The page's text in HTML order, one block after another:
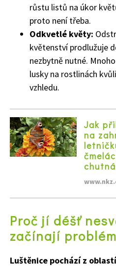
Objednat >
růstu listů na úkor
proto není třeba.
Odkvetlé květy:
květenství prodlužuje
nezbytně nutné.
lusky na rostlinách
vzhledu.
Jak
na
Proč jí déšť
začínají
Luštěnice pochází z